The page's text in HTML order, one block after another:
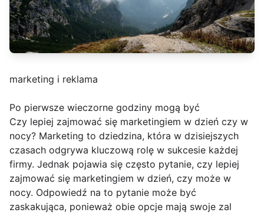
marketing i reklama
Po pierwsze wieczorne godziny mogą być
Czy lepiej zajmować się marketingiem w dzień czy w
nocy? Marketing to dziedzina, która w dzisiejszych
czasach odgrywa kluczową rolę w sukcesie każdej
firmy. Jednak pojawia się często pytanie, czy lepiej
zajmować się marketingiem w dzień, czy może w
nocy. Odpowiedź na to pytanie może być
zaskakująca, ponieważ obie opcje mają swoje zal